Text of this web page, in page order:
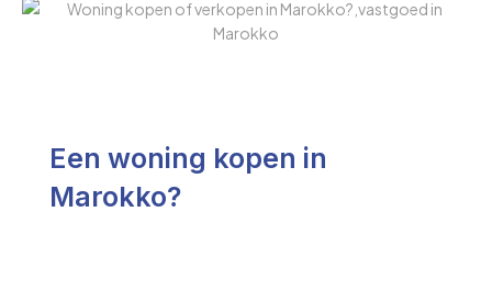
Een woning kopen in
Marokko?